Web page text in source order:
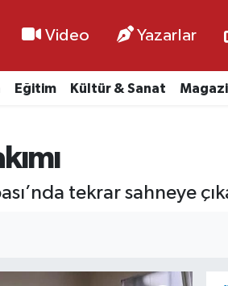
Video Yazarlar
Eğitim Kültür & Sanat
tekrar sahneye